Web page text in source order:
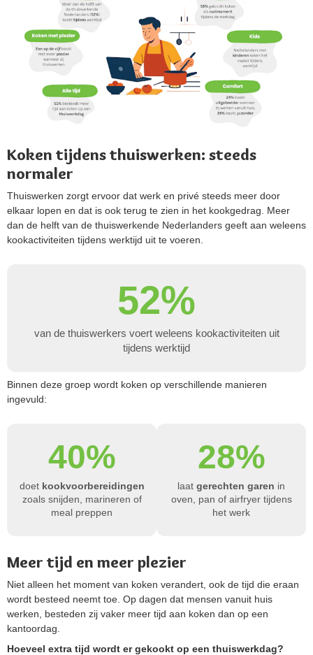
Koken tijdens thuiswerken: steeds
normaler
Thuiswerken zorgt ervoor dat werk en privé steeds meer door
elkaar lopen en dat is ook terug te zien in het kookgedrag. Meer
dan de helft van de thuiswerkende Nederlanders geeft aan weleens
kookactiviteiten tijdens werktijd uit te voeren.
52%
van de thuiswerkers voert weleens kookactiviteiten uit
tijdens werktijd
Binnen deze groep wordt koken op verschillende manieren
ingevuld:
40%
doet kookvoorbereidingen
zoals snijden, marineren of
meal preppen
28%
laat gerechten garen in
oven, pan of airfryer tijdens
het werk
Meer tijd en meer plezier
Niet alleen het moment van koken verandert, ook de tijd die eraan
wordt besteed neemt toe. Op dagen dat mensen vanuit huis
werken, besteden zij vaker meer tijd aan koken dan op een
kantoordag.
Hoeveel extra tijd wordt er gekookt op een thuiswerkdag?